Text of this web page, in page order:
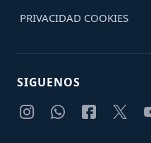
PRIVACIDAD COOKIES
SIGUENOS